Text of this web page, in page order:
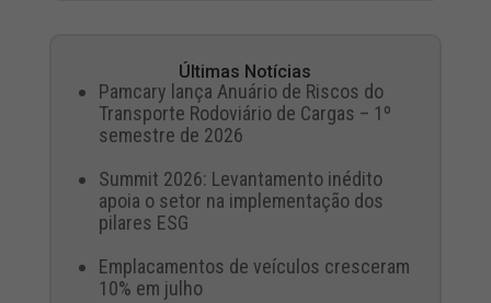
Últimas Notícias
Pamcary lança Anuário de Riscos do
Transporte Rodoviário de Cargas – 1º
semestre de 2026
Summit 2026: Levantamento inédito
apoia o setor na implementação dos
pilares ESG
Emplacamentos de veículos cresceram
10% em julho